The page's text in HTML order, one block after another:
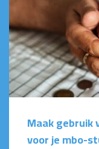
Maak gebruik
voor je mbo-